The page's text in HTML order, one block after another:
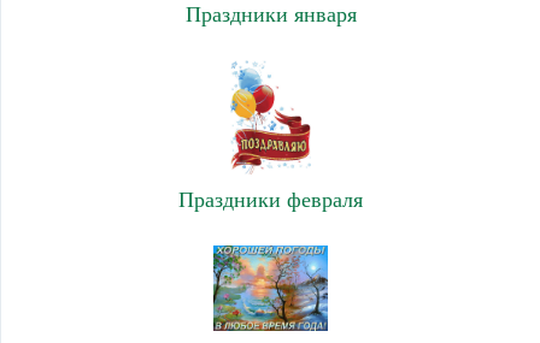
Праздники января
Праздники февраля